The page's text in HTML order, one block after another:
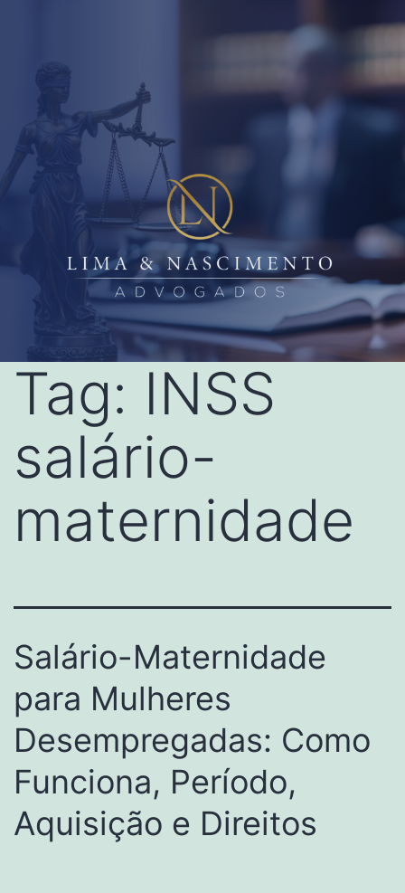
Tag: INSS
salário-
maternidade
Salário-Maternidade
para Mulheres
Desempregadas: Como
Funciona, Período,
Aquisição e Direitos